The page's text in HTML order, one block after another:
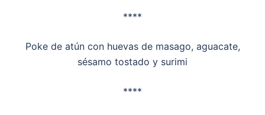
****
Poke de atún con huevas de masago, aguacate,
sésamo tostado y surimi
****